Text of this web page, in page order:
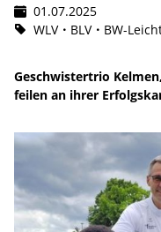
01.07.2025
WLV
BLV BW-
Geschwistertrio
feilen an ihrer